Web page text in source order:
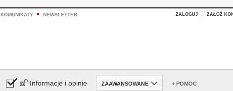
KOMUNIKATY NEWSLETTER ZALOGUJ ZAŁÓŻ
Informacje i opinie ZAAWANSOWANE + POMOC